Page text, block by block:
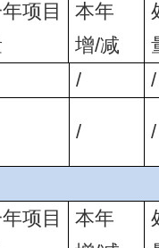
项目
本年
增/减
/
/
/ /
项目
本年